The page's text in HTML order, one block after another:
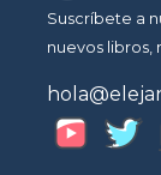
Suscríbete a
nuevos libros,